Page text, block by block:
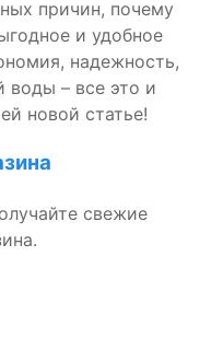
причин, почему
и удобное
надежность,
воды – все это и
новой статье!
свежие